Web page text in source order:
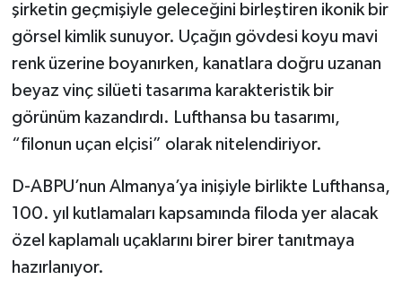
şirketin geçmişiyle geleceğini birleştiren ikonik bir
görsel kimlik sunuyor. Uçağın gövdesi koyu mavi
renk üzerine boyanırken, kanatlara doğru uzanan
beyaz vinç silüeti tasarıma karakteristik bir
görünüm kazandırdı. Lufthansa bu tasarımı,
“filonun uçan elçisi” olarak nitelendiriyor.
D-ABPU’nun Almanya’ya inişiyle birlikte Lufthansa,
100. yıl kutlamaları kapsamında filoda yer alacak
özel kaplamalı uçaklarını birer birer tanıtmaya
hazırlanıyor.